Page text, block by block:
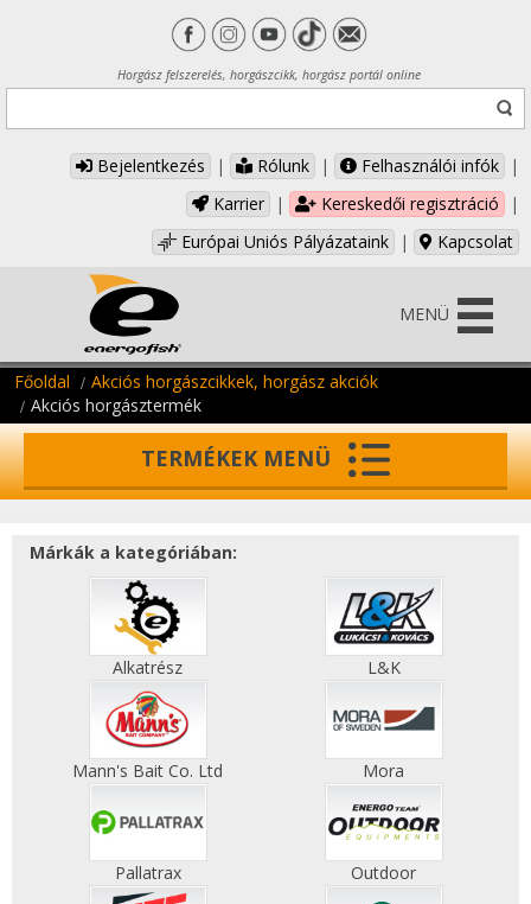
Horgász felszerelés, horgászcikk, horgász portál online
Bejelentkezés | Rólunk | Felhasználói infók
|
Karrier
| Kereskedői regisztráció
|
Európai Uniós Pályázataink
| Kapcsolat
MENÜ
Főoldal
Akciós horgászcikkek, horgász akciók
Akciós horgásztermék
TERMÉKEK MENÜ
Márkák a kategóriában:
Alkatrész L&K
Mann's Bait Co. Ltd Mora
Pallatrax Outdoor